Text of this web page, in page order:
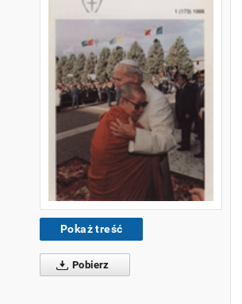
Pokaż treść
Pobierz